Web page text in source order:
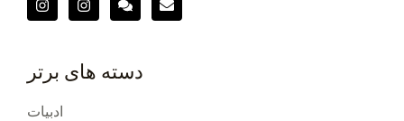
دسته های برتر
ادبیات